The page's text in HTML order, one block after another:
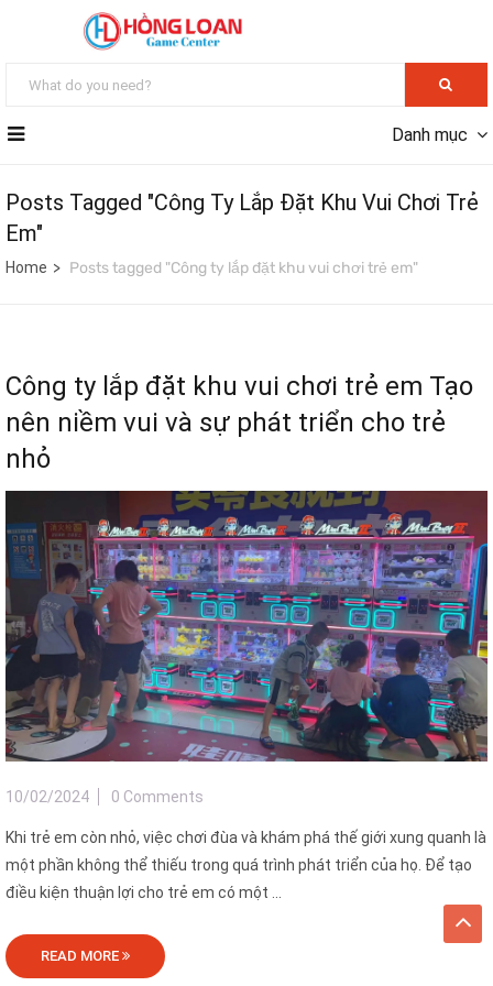
Danh mục
Posts Tagged "Công Ty Lắp Đặt Khu Vui Chơi Trẻ
Em"
Home Posts tagged "Công ty lắp đặt khu vui chơi trẻ em"
Công ty lắp đặt khu vui chơi trẻ em Tạo
nên niềm vui và sự phát triển cho trẻ
nhỏ
10/02/2024 0 Comments
Khi trẻ em còn nhỏ, việc chơi đùa và khám phá thế giới xung quanh là
một phần không thể thiếu trong quá trình phát triển của họ. Để tạo
điều kiện thuận lợi cho trẻ em có một ...
READ MORE